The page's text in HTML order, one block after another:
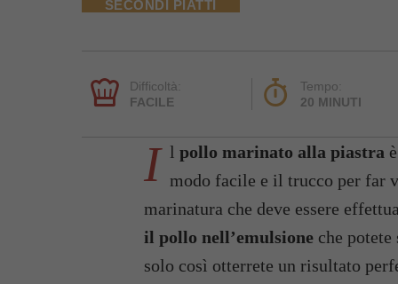
SECONDI PIATTI
Difficoltà:
FACILE
Tempo:
20 MINUTI
I l pollo marinato alla piastra
modo facile e il trucco per far
marinatura che deve essere
il pollo nell’emulsione che
solo così otterrete un risultato